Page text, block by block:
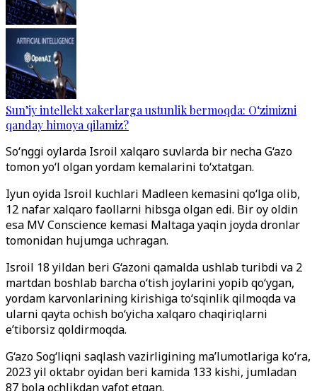
Sun’iy intellekt xakerlarga ustunlik bermoqda: O‘zimizni
qanday himoya qilamiz?
So‘nggi oylarda Isroil xalqaro suvlarda bir necha G‘azo
tomon yo‘l olgan yordam kemalarini to‘xtatgan.
Iyun oyida Isroil kuchlari Madleen kemasini qo‘lga olib,
12 nafar xalqaro faollarni hibsga olgan edi. Bir oy oldin
esa MV Conscience kemasi Maltaga yaqin joyda dronlar
tomonidan hujumga uchragan.
Isroil 18 yildan beri G‘azoni qamalda ushlab turibdi va 2
martdan boshlab barcha o‘tish joylarini yopib qo‘ygan,
yordam karvonlarining kirishiga to‘sqinlik qilmoqda va
ularni qayta ochish bo‘yicha xalqaro chaqiriqlarni
e’tiborsiz qoldirmoqda.
G‘azo Sog‘liqni saqlash vazirligining ma’lumotlariga ko‘ra,
2023 yil oktabr oyidan beri kamida 133 kishi, jumladan
87 bola ochlikdan vafot etgan.